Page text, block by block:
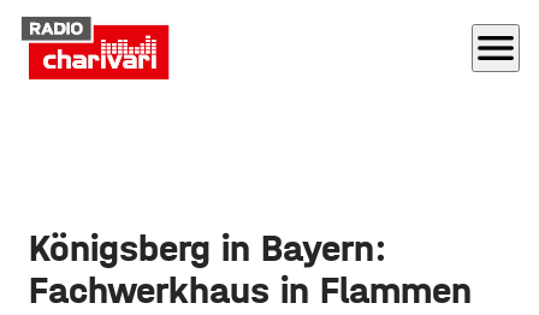
menu
Königsberg in Bayern:
Fachwerkhaus in Flammen